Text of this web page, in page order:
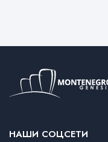
НАШИ СОЦСЕТИ